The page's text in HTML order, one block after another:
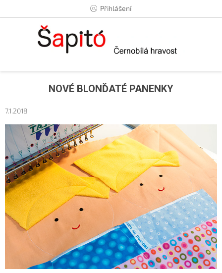
Přihlášení
NOVÉ BLONĎATÉ PANENKY
7.1.2018